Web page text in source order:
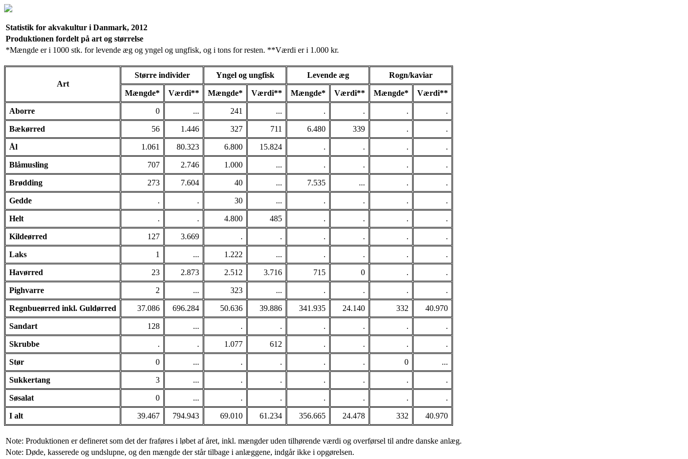
Statistik for akvakultur i Danmark, 2012
Produktionen fordelt på art og størrelse
*Mængde er i 1000 stk. for levende æg og yngel og ungfisk, og i tons for resten. **Værdi er i 1.000 kr.
Art
Større individer Yngel og ungfisk Levende æg Rogn/kaviar
Mængde* Værdi** Mængde* Værdi** Mængde* Værdi** Mængde* Værdi**
Aborre 0 ... 241 ... . . . .
Bækørred 56 1.446 327 711 6.480 339 . .
Ål 1.061 80.323 6.800 15.824 . . . .
Blåmusling 707 2.746 1.000 ... . . . .
Brødding 273 7.604 40 ... 7.535 ... . .
Gedde . . 30 ... . . . .
Helt . . 4.800 485 . . . .
Kildeørred 127 3.669 . . . . . .
Laks 1 ... 1.222 ... . . . .
Havørred 23 2.873 2.512 3.716 715 0 . .
Pighvarre 2 ... 323 ... . . . .
Regnbueørred inkl. Guldørred 37.086 696.284 50.636 39.886 341.935 24.140 332 40.970
Sandart 128 ... . . . . . .
Skrubbe . . 1.077 612 . . . .
Stør 0 ... . . . . 0 ...
Sukkertang 3 ... . . . . . .
Søsalat 0 ... . . . . . .
I alt 39.467 794.943 69.010 61.234 356.665 24.478 332 40.970
Note: Produktionen er defineret som det der fraføres i løbet af året, inkl. mængder uden tilhørende værdi og overførsel til andre danske anlæg.
Note: Døde, kasserede og undslupne, og den mængde der står tilbage i anlæggene, indgår ikke i opgørelsen.